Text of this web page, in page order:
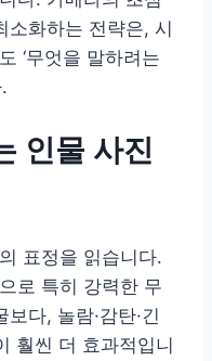
소화하는 전략은, 시
‘무엇을 말하려는
인물 사진
표정을 읽습니다.
로 특히 강력한 무
다, 놀람·감탄·긴
훨씬 더 효과적입니